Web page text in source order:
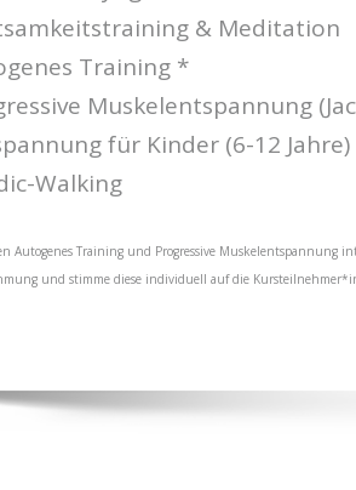
& Meditation
Training *
Muskelentspannung
für Kinder (6-12 Jahre)
Walking
Autogenes Training und Progressive Muskelentspannung
und stimme diese individuell auf die